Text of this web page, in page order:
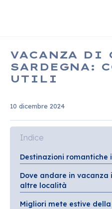
VACANZA DI
SARDEGNA:
UTILI
10 dicembre 2024
Indice
Destinazioni romantiche
Dove andare in vacanza
altre località
Migliori mete estive